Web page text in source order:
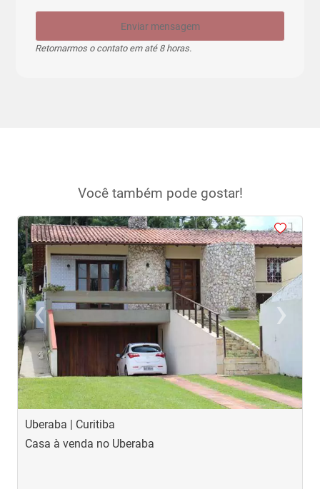
Enviar mensagem
Retornarmos o contato em até 8 horas.
Você também pode gostar!
<<<<
‹Previous ›Next
Uberaba | Curitiba
Casa à venda no Uberaba